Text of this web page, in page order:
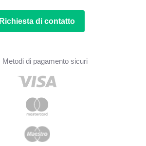
Richiesta di contatto
Metodi di pagamento sicuri